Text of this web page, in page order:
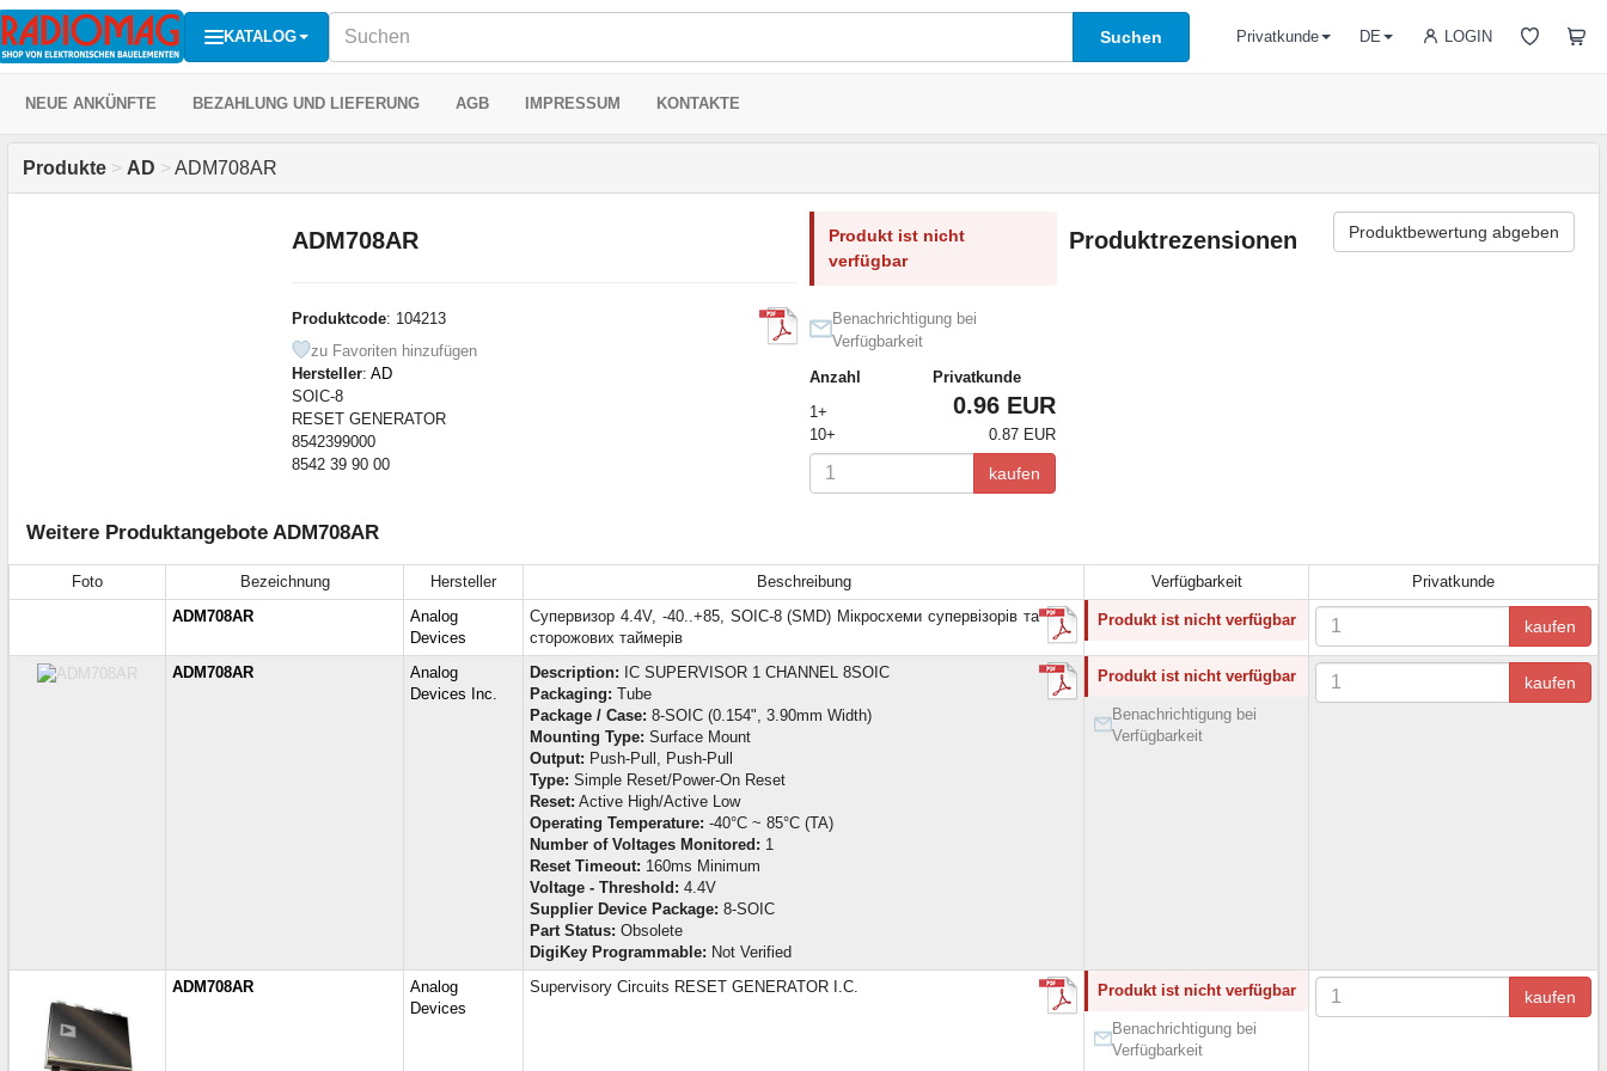
KATALOG Suchen LOGIN
Privatkunde DE
NEUE ANKÜNFTE BEZAHLUNG UND LIEFERUNG AGB IMPRESSUM KONTAKTE
Produkte > AD > ADM708AR
ADM708AR
Produktcode: 104213
zu Favoriten hinzufügen
Hersteller: AD
SOIC-8
RESET GENERATOR
8542399000
8542 39 90 00
Produkt ist nicht
verfügbar
Benachrichtigung bei
Verfügbarkeit
Anzahl
Privatkunde
1+
0.96 EUR
10+ 0.87 EUR
kaufen
Produktrezensionen Produktbewertung abgeben
Weitere Produktangebote ADM708AR
Foto Bezeichnung Hersteller Beschreibung Verfügbarkeit
Privatkunde
ADM708AR
Analog
Devices
Супервизор 4.4V, -40..+85, SOIC-8 (SMD) Мікросхеми супервізорів та
сторожових таймерів
Produkt ist nicht verfügbar kaufen
ADM708AR
Analog
Devices Inc.
Description: IC SUPERVISOR 1 CHANNEL 8SOIC
Packaging: Tube
Package / Case: 8-SOIC (0.154", 3.90mm Width)
Mounting Type: Surface Mount
Output: Push-Pull, Push-Pull
Type: Simple Reset/Power-On Reset
Reset: Active High/Active Low
Operating Temperature: -40°C ~ 85°C (TA)
Number of Voltages Monitored: 1
Reset Timeout: 160ms Minimum
Voltage - Threshold: 4.4V
Supplier Device Package: 8-SOIC
Part Status: Obsolete
DigiKey Programmable: Not Verified
Produkt ist nicht verfügbar
Benachrichtigung bei
Verfügbarkeit
kaufen
ADM708AR
Analog
Devices
Supervisory Circuits RESET GENERATOR I.C. Produkt ist nicht verfügbar
Benachrichtigung bei
Verfügbarkeit
kaufen